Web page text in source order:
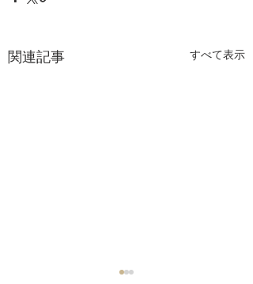
関連記事 すべて表示